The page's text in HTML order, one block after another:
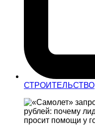
СТРОИТЕЛЬСТВО